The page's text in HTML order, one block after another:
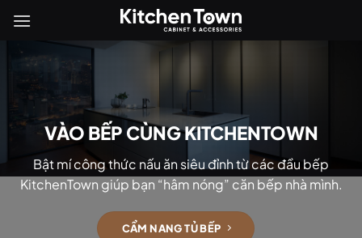
qua
dung
VÀO BẾP CÙNG KITCHENTOWN
Bật mí công thức nấu ăn siêu đỉnh từ các đầu bếp
KitchenTown giúp bạn “hâm nóng” căn bếp nhà mình.
CẨM NANG TỦ BẾP